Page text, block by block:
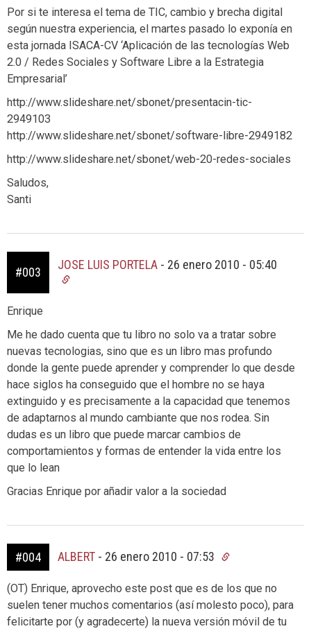
Por si te interesa el tema de TIC, cambio y brecha digital
según nuestra experiencia, el martes pasado lo exponía en
esta jornada ISACA-CV ‘Aplicación de las tecnologías Web
2.0 / Redes Sociales y Software Libre a la Estrategia
Empresarial’
http://www.slideshare.net/sbonet/presentacin-tic-
2949103
http://www.slideshare.net/sbonet/software-libre-2949182
http://www.slideshare.net/sbonet/web-20-redes-sociales
Saludos,
Santi
#003
JOSE LUIS PORTELA - 26 enero 2010 - 05:40
Enrique
Me he dado cuenta que tu libro no solo va a tratar sobre
nuevas tecnologias, sino que es un libro mas profundo
donde la gente puede aprender y comprender lo que desde
hace siglos ha conseguido que el hombre no se haya
extinguido y es precisamente a la capacidad que tenemos
de adaptarnos al mundo cambiante que nos rodea. Sin
dudas es un libro que puede marcar cambios de
comportamientos y formas de entender la vida entre los
que lo lean
Gracias Enrique por añadir valor a la sociedad
#004 ALBERT - 26 enero 2010 - 07:53
(OT) Enrique, aprovecho este post que es de los que no
suelen tener muchos comentarios (así molesto poco), para
felicitarte por (y agradecerte) la nueva versión móvil de tu